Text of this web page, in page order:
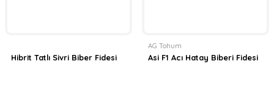
Hibrit Tatlı Sivri Biber Fidesi
AG Tohum
Asi F1 Acı Hatay Biberi Fidesi